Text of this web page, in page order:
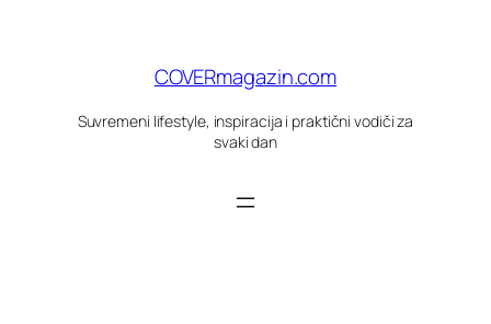
COVERmagazin.com
Suvremeni lifestyle, inspiracija i praktični vodiči za
svaki dan